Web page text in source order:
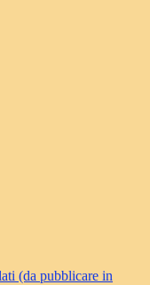
(da pubblicare in